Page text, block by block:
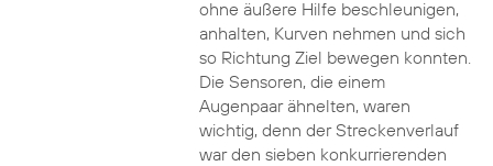
ohne äußere Hilfe beschleunigen,
anhalten, Kurven nehmen und sich
so Richtung Ziel bewegen konnten.
Die Sensoren, die einem
Augenpaar ähnelten, waren
wichtig, denn der Streckenverlauf
war den sieben konkurrierenden